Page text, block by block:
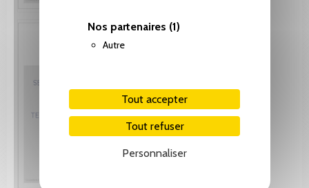
Nos partenaires (1)
Autre
Tout accepter
Tout refuser
Personnaliser